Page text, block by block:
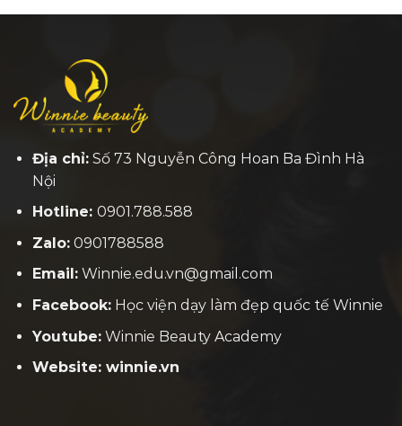
Địa chỉ:Số 73 Nguyễn Công Hoan Ba Đình Hà
Nội
Hotline: 0901.788.588
Zalo:0901788588
Email:Winnie.edu.vn@gmail.com
Facebook:Học viện dạy làm đẹp quốc tế Winnie
Youtube:Winnie Beauty Academy
Website: winnie.vn